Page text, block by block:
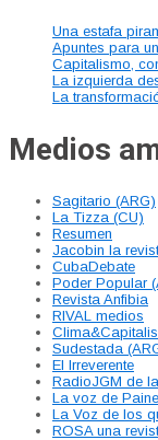
Una estafa
Apuntes para
Capitalismo,
La izquierda
La
Medios
Sagitario (ARG)
La Tizza (CU)
Resumen
Jacobin la
CubaDebate
Poder Popular
Revista Anfibia
RIVAL medios
Sudestada
El Irreverente
RadioJGM de
La voz de Paine
La Voz de los
ROSA una